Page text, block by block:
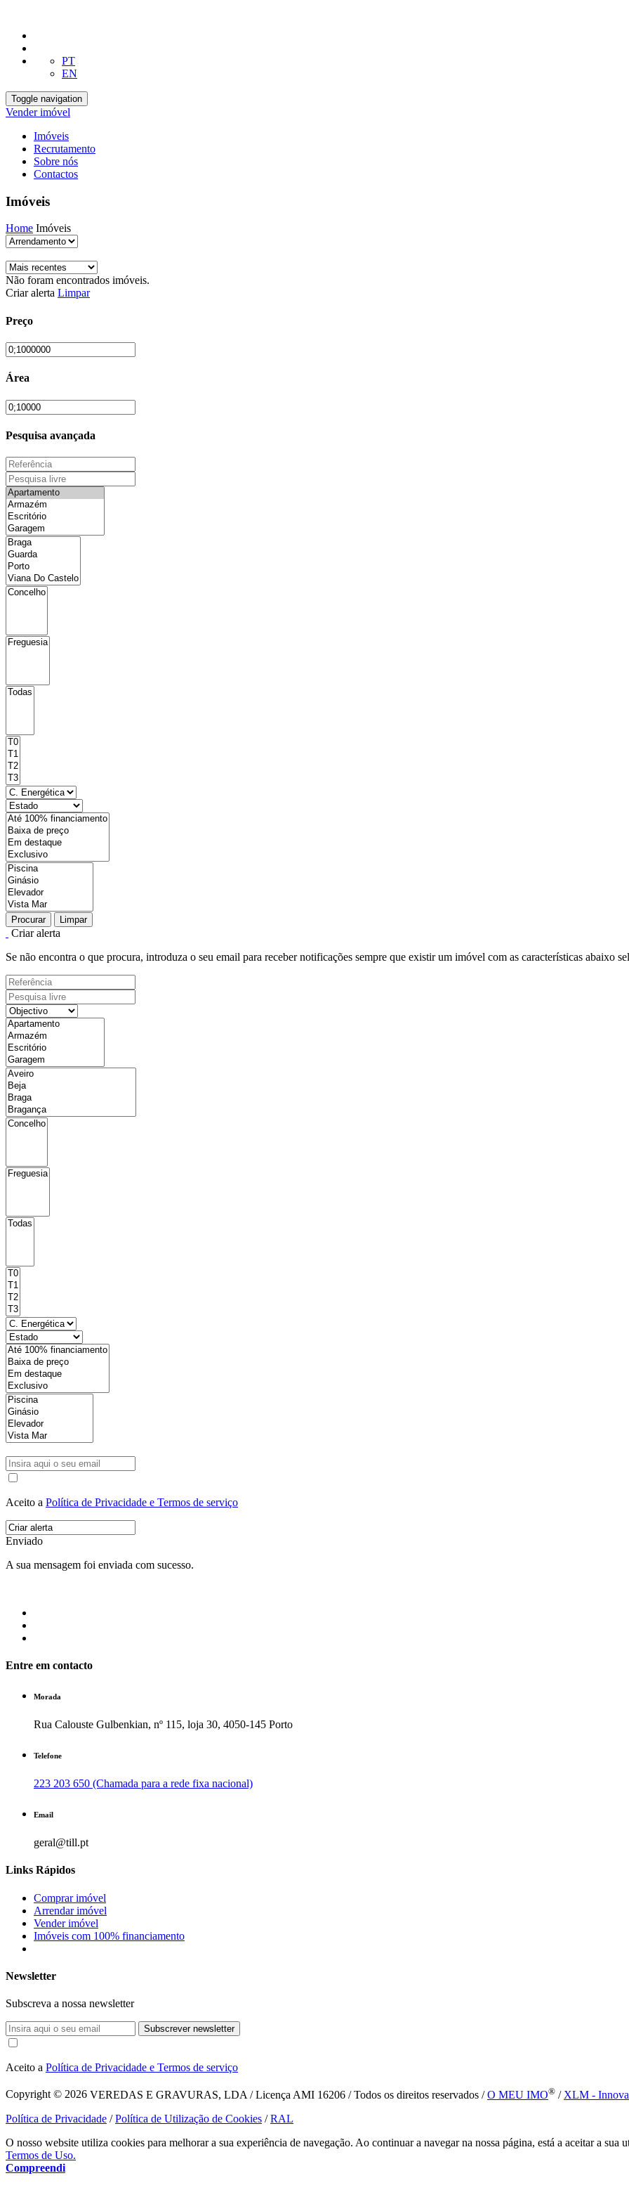
PT
EN
Toggle navigation
Vender imóvel
Imóveis
Recrutamento
Sobre nós
Contactos
Imóveis
Home Imóveis
Não foram encontrados imóveis.
Criar alerta Limpar
Preço
Área
Pesquisa avançada
Procurar Limpar
Criar alerta
Se não encontra o que procura, introduza o seu email para receber notificações sempre que existir um imóvel com as características abaixo
Aceito a Política de Privacidade e Termos de serviço
Enviado
A sua mensagem foi enviada com sucesso.
Entre em contacto
Morada
Rua Calouste Gulbenkian, nº 115, loja 30, 4050-145 Porto
Telefone
223 203 650 (Chamada para a rede fixa nacional)
Email
geral@till.pt
Links Rápidos
Comprar imóvel
Arrendar imóvel
Vender imóvel
Imóveis com 100% financiamento
Newsletter
Subscreva a nossa newsletter
Subscrever newsletter
Aceito a Política de Privacidade e Termos de serviço
Copyright © 2026 VEREDAS E GRAVURAS, LDA / Licença AMI 16206 / Todos os direitos reservados /O MEU IMO® / XLM -
Política de Privacidade /Política de Utilização de Cookies /RAL
O nosso website utiliza cookies para melhorar a sua experiência de navegação. Ao continuar a navegar na nossa página, está a aceitar a sua
Termos de Uso.
Compreendi